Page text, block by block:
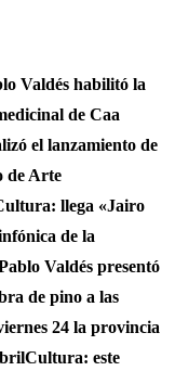
Valdés habilitó la
de Caa
el lanzamiento de
de Arte
llega «Jairo
de la
Valdés presentó
de pino a las
24 la provincia
Cultura: este